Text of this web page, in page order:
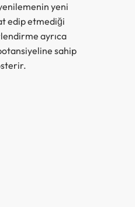
yeni
edip etmediği
ayrıca
sahip